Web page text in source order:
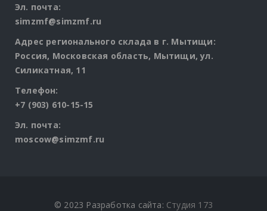
Эл. почта:
simzmf@simzmf.ru
Адрес регионального склада в г. Мытищи:
Россия, Московская область, Мытищи, ул.
Силикатная, 11
Телефон:
+7 (903) 610-15-15
Эл. почта:
moscow@simzmf.ru
© 2023 Разработка сайта: Студия 173